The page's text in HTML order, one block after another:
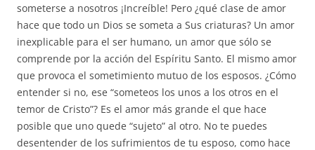
someterse a nosotros ¡Increíble! Pero ¿qué clase de amor
hace que todo un Dios se someta a Sus criaturas? Un amor
inexplicable para el ser humano, un amor que sólo se
comprende por la acción del Espíritu Santo. El mismo amor
que provoca el sometimiento mutuo de los esposos. ¿Cómo
entender si no, ese “someteos los unos a los otros en el
temor de Cristo”? Es el amor más grande el que hace
posible que uno quede “sujeto” al otro. No te puedes
desentender de los sufrimientos de tu esposo, como hace